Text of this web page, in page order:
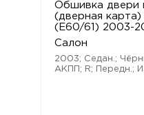
Обшивка двери
(дверная карта)
(E60/61) 2003-
Салон
2003; Седан.;
АКПП; R; Передн.;